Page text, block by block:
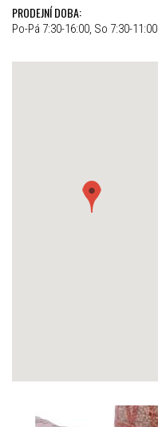
PRODEJNÍ DOBA:
Po-Pá 7:30-16:00, So 7:30-11:00